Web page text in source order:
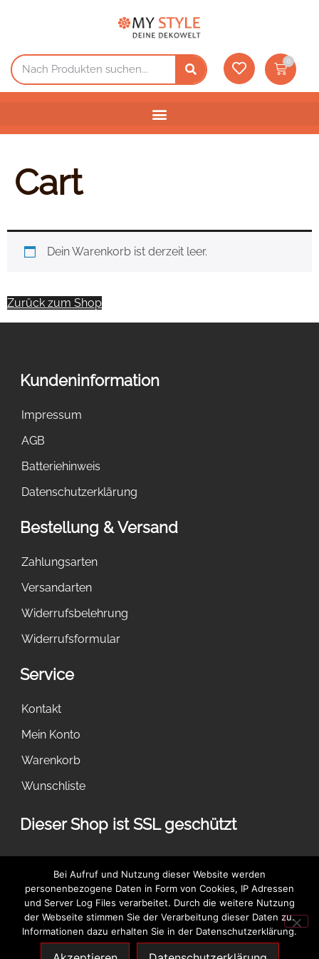
0
Cart
Dein Warenkorb ist derzeit leer.
Zurück zum Shop
Kundeninformation
Impressum
AGB
Batteriehinweis
Datenschutzerklärung
Bestellung & Versand
Zahlungsarten
Versandarten
Widerrufsbelehrung
Widerrufsformular
Service
Kontakt
Mein Konto
Warenkorb
Wunschliste
Dieser Shop ist SSL geschützt
Bei Aufruf und Nutzung dieser Website werden
personenbezogene Daten in Form von Cookies, IP Adressen
und Server Log Files verarbeitet. Durch die weitere Nutzung
der Webseite stimmen Sie der Verarbeitung dieser Daten zu.
Informationen dazu erhalten Sie in der Datenschutzerklärung.